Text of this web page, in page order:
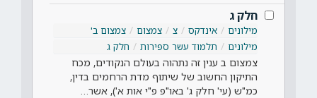
חלק ג
מילונים אינדקס צ צמצום
צמצום ב'
מילונים
תלמוד עשר ספירות חלק ג
צמצום ב ענין זה נתהוה בעולם הנקודים, מכח
התיקון החשוב של שיתוף מדת הרחמים בדין,
כמ"ש (עי' חלק ג' באו"פ פ"י אות א'), אשר…